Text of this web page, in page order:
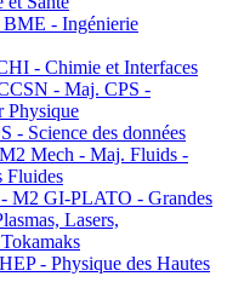
- Ingénierie
- Chimie et Interfaces
- Maj. CPS -
Physique
- Science des données
Mech - Maj. Fluids -
Fluides
M2 GI-PLATO - Grandes
Lasers,
- Physique des Hautes